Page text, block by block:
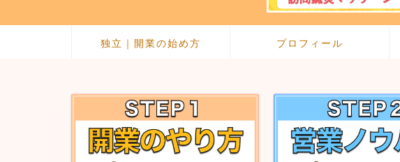
独立｜開業の始め方 プロフィール